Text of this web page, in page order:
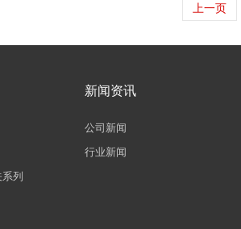
上一页
列
新闻资讯
公司新闻
行业新闻